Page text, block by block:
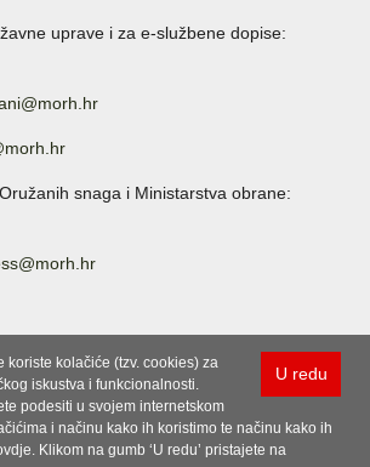
uprave i za e-službene dopise:
snaga i Ministarstva obrane:
U redu
koriste kolačiće (tzv. cookies) za
iskustva i funkcionalnosti.
podesiti u svojem internetskom
i načinu kako ih koristimo te načinu kako ih
Klikom na gumb ‘U redu’ pristajete na